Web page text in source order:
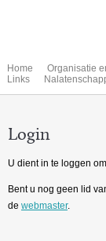
Home Organisatie
Links
Login
U dient in te loggen
Bent u nog geen lid
de webmaster.